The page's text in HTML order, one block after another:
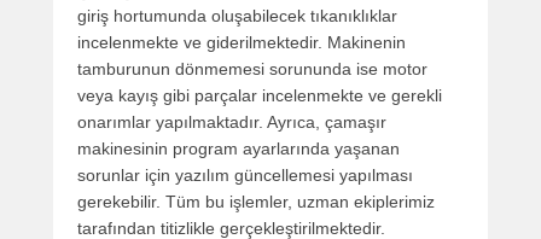
giriş hortumunda oluşabilecek tıkanıklıklar
incelenmekte ve giderilmektedir. Makinenin
tamburunun dönmemesi sorununda ise motor
veya kayış gibi parçalar incelenmekte ve gerekli
onarımlar yapılmaktadır. Ayrıca, çamaşır
makinesinin program ayarlarında yaşanan
sorunlar için yazılım güncellemesi yapılması
gerekebilir. Tüm bu işlemler, uzman ekiplerimiz
tarafından titizlikle gerçekleştirilmektedir.